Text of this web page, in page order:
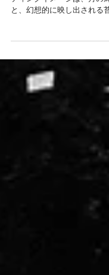
月を浴びる苔
と、幻想的に映し出される
違って見える苔玉をお楽し
かかった人が壁画の写真を
声をかけてきた。...